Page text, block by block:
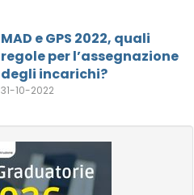
MAD e GPS 2022, quali
regole per l’assegnazione
degli incarichi?
31-10-2022